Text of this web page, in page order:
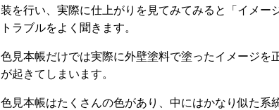
装を行い、実際に仕上がりを見てみてみると「イメー
トラブルをよく聞きます。
色見本帳だけでは実際に外壁塗料で塗ったイメージ
が起きてしまいます。
色見本帳はたくさんの色があり、中にはかなり似た系